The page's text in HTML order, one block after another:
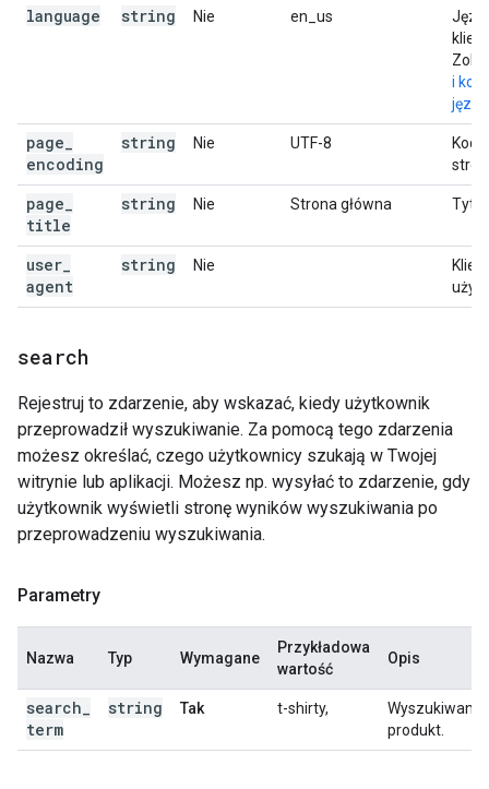
language string Nie en_us
i
page
encoding
string Nie UTF-8
page
title
string Nie Strona główna
user
agent
string Nie
Klient
search
Rejestruj to zdarzenie, aby wskazać, kiedy użytkownik
przeprowadził wyszukiwanie. Za pomocą tego zdarzenia
możesz określać, czego użytkownicy szukają w Twojej
witrynie lub aplikacji. Możesz np. wysyłać to zdarzenie, gdy
użytkownik wyświetli stronę wyników wyszukiwania po
przeprowadzeniu wyszukiwania.
Parametry
Nazwa Typ Wymagane
Przykładowa
wartość
Opis
search
term
string Tak t-shirty,
Wyszukiwany
produkt.